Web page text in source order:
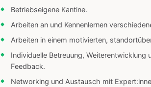
Betriebseigene Kantine.
Arbeiten an und Kennenlernen
Arbeiten in einem motivierten,
Individuelle Betreuung, Weiterentwicklung
Feedback.
Networking und Austausch mit